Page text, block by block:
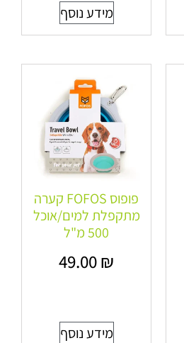
מידע נוסף
פופוס FOFOS קערה
מתקפלת למים/אוכל
500 מ"ל
49.00₪
מידע נוסף